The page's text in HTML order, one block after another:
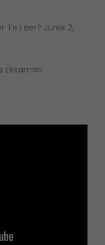
Te Leer? Junie 2,
Eksamen